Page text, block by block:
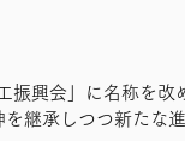
振興会」に名称を
継承しつつ新たな